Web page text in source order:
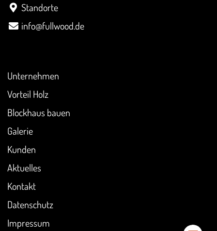
Standorte
info@fullwood.de
Unternehmen
Vorteil Holz
Blockhaus bauen
Galerie
Kunden
Aktuelles
Kontakt
Datenschutz
Impressum